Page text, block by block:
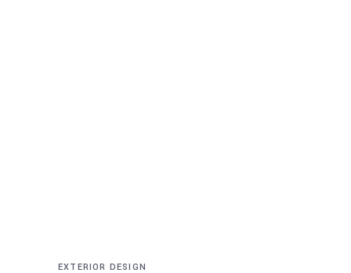
EXTERIOR DESIGN